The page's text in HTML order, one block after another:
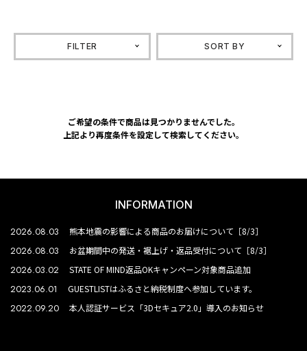
FILTER SORT BY
ご希望の条件で商品は見つかりませんでした。
上記より再度条件を設定して検索してください。
INFORMATION
2026.08.03 熊本地震の影響による商品のお届けについて［8/3］
2026.08.03 お盆期間中の発送・裾上げ・返品受付について［8/3］
2026.03.02 STATE OF MIND返品OKキャンペーン対象商品追加
2023.06.01 GUESTLISTはふるさと納税制度へ参加しています。
2022.09.20 本人認証サービス「3Dセキュア2.0」導入のお知らせ